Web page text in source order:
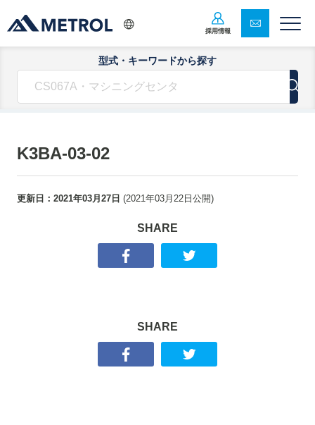
採用情報
型式・キーワードから探す
K3BA-03-02
更新日： 2021年03月27日 (2021年03月22日 公開)
SHARE
SHARE